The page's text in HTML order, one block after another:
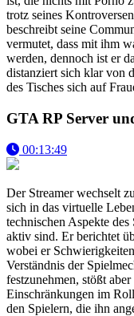
trotz seines
beschreibt seine
vermutet, dass mit ihm
werden, dennoch ist er
distanziert sich klar von
des Tisches sich auf
GTA RP Server
00:13:49
Der Streamer wechselt
sich in das virtuelle
technischen Aspekte
aktiv sind. Er berichtet
wobei er
Verständnis der
festzunehmen, stößt
Einschränkungen im
den Spielern, die ihn